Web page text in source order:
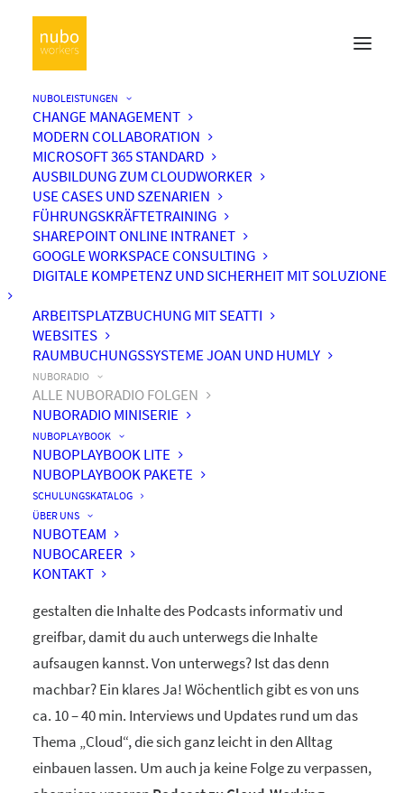
NUBOLEISTUNGEN
CHANGE MANAGEMENT
MODERN COLLABORATION
MICROSOFT 365 STANDARD
AUSBILDUNG ZUM CLOUDWORKER
USE CASES UND SZENARIEN
FÜHRUNGSKRÄFTETRAINING
SHAREPOINT ONLINE INTRANET
GOOGLE WORKSPACE CONSULTING
DIGITALE KOMPETENZ UND SICHERHEIT MIT SOLUZIONE
ARBEITSPLATZBUCHUNG MIT SEATTI
WEBSITES
RAUMBUCHUNGSSYSTEME JOAN UND HUMLY
NUBORADIO
ALLE NUBORADIO FOLGEN
NUBORADIO MINISERIE
NUBOPLAYBOOK
NUBOPLAYBOOK LITE
NUBOPLAYBOOK PAKETE
SCHULUNGSKATALOG
ÜBER UNS
NUBOTEAM
NUBOCAREER
KONTAKT
by nuboworkers GmbH
Herzlich Willkommen! Du hast nuboRadio – unseren
ganz eigenenPodcast zur Digitalisierung
Unsere beiden Moderatoren Dominique und Markus
gestalten die Inhalte des Podcasts informativ und
greifbar, damit du auch unterwegs die Inhalte
aufsaugen kannst. Von unterwegs? Ist das denn
machbar? Ein klares Ja! Wöchentlich gibt es von uns
ca. 10 – 40 min. Interviews und Updates rund um das
Thema „Cloud“, die sich ganz leicht in den Alltag
einbauen lassen. Um auch ja keine Folge zu verpassen,